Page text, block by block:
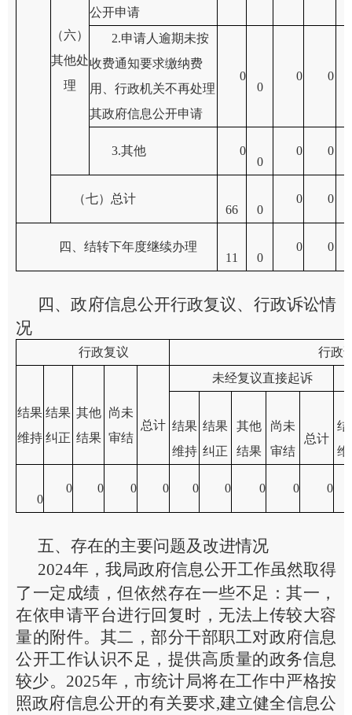
（六）
其他处
理
公开申请
2.申请人逾期未按
收费通知要求缴纳费
用、行政机关不再处理
其政府信息公开申请
0
0
0 0
3.其他
0
0
0 0
（七）总计
66
0
0 0
四、结转下年度继续办理
1 1 0
0 0
四、政府信息公开行政复议、行政诉讼情
况
行政复议 行政
结果
维持
结果
纠正
其他
结果
尚未
审结
总计
未经复议直接起诉
结果
维持
结果
纠正
其他
结果
尚未
审结
总计
结
维
0
0 0 0 0 0 0 0 0 0
五、存在的主要问题及改进情况
2024年，我局政府信息公开工作虽然取得
了一定成绩，但依然存在一些不足： 其一，
在依申请平台进行回复时，无法上传较大容
量的附件。 其二， 部分干部职工对政府信息
公开工作认识不足，提供高质量的政务信息
较少。 2025年，市统计局将在工作中严格按
照政府信息公开的有关要求,建立健全信息公